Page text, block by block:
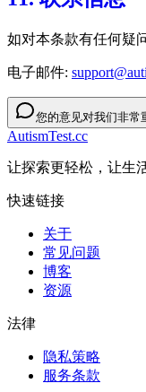
如对本条款有任何疑
电子邮件:
您的意见对我们非常
AutismTest.cc
让探索更轻松，让生
快速链接
关于
常见问题
博客
资源
法律
隐私策略
服务条款